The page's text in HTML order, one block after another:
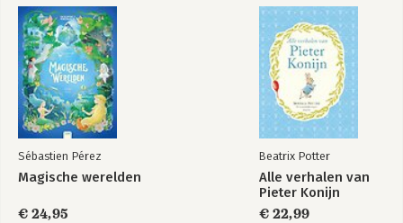
Sébastien Pérez
Magische werelden
€ 24,95
Beatrix Potter
Alle verhalen van
Pieter Konijn
€ 22,99